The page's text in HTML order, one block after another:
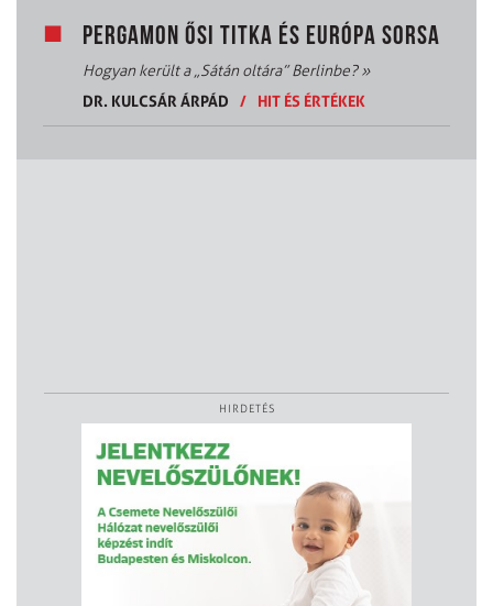
PERGAMON ŐSI TITKA ÉS EURÓPA SORSA
Hogyan került a „Sátán oltára” Berlinbe?»
DR. KULCSÁR ÁRPÁD
/ HIT ÉS ÉRTÉKEK
HIRDETÉS